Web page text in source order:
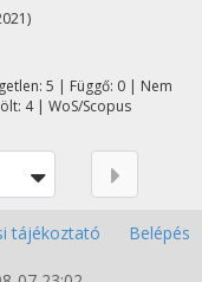
5 | Függő: 0 | Nem
4 | WoS/Scopus
tájékoztató Belépés